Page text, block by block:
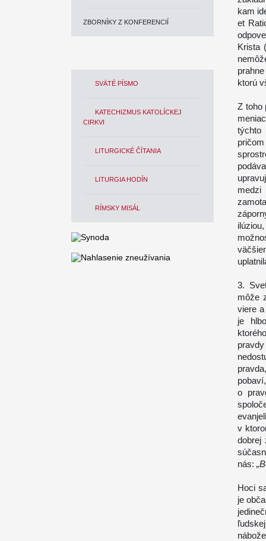
ZBORNÍKY Z KONFERENCIÍ
SVÄTÉ PÍSMO
KATECHIZMUS KATOLÍCKEJ
CIRKVI
LITURGICKÉ ČÍTANIA
LITURGIA HODÍN
RÍMSKY MISÁL
kam
et
Krista
ktorú
Z toho
týchto
3.
môže
viere
je
o
v
dobrej
nás:
Hoci
je